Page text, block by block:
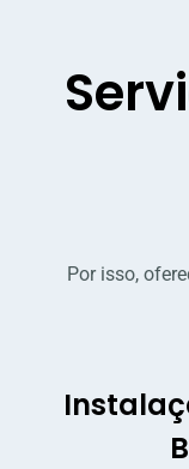
Por isso,